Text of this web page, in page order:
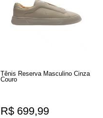
Tênis Reserva Masculino Cinza
Couro
R$ 699,99